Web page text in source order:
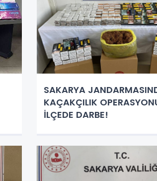
SAKARYA
KAÇAKÇILIK
İLÇEDE DARBE!